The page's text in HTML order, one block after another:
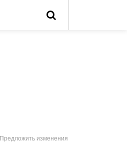
Предложить изменения